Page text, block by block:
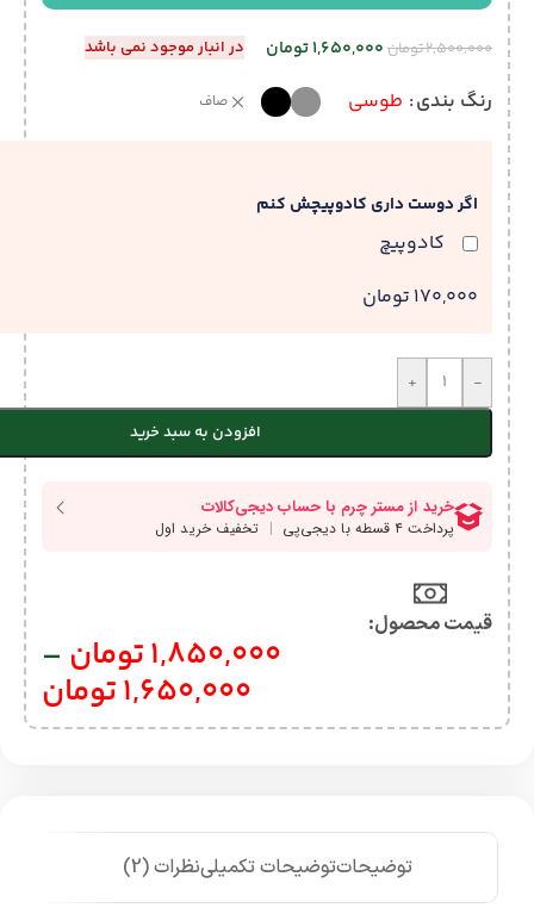
2,500,000تومان 1,650,000تومان در انبار موجود نمی باشد
رنگ بندی طوسی صاف
اگر دوست داری کادوپیچش کنم
کادوپیچ
170,000 تومان
-
+
افزودن به سبد خرید
قیمت محصول:​
1,850,000تومان –
1,650,000تومان
توضیحاتتوضیحات تکمیلینظرات (2)